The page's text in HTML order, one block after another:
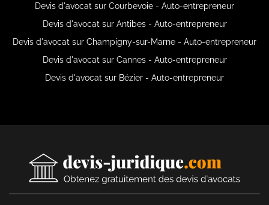
Devis d'avocat sur Courbevoie - Auto-entrepreneur
Devis d'avocat sur Antibes - Auto-entrepreneur
Devis d'avocat sur Champigny-sur-Marne - Auto-entrepreneur
Devis d'avocat sur Cannes - Auto-entrepreneur
Devis d'avocat sur Bézier - Auto-entrepreneur